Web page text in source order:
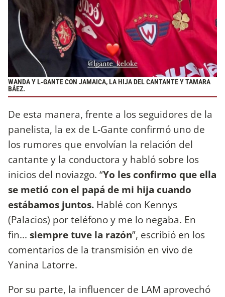
WANDA Y L-GANTE CON JAMAICA, LA HIJA DEL CANTANTE Y TAMARA
BÁEZ.
De esta manera, frente a los seguidores de la
panelista, la ex de L-Gante confirmó uno de
los rumores que envolvían la relación del
cantante y la conductora y habló sobre los
inicios del noviazgo. “Yo les confirmo que ella
se metió con el papá de mi hija cuando
estábamos juntos. Hablé con Kennys
(Palacios) por teléfono y me lo negaba. En
fin... siempre tuve la razón”, escribió en los
comentarios de la transmisión en vivo de
Yanina Latorre.
Por su parte, la influencer de LAM aprovechó